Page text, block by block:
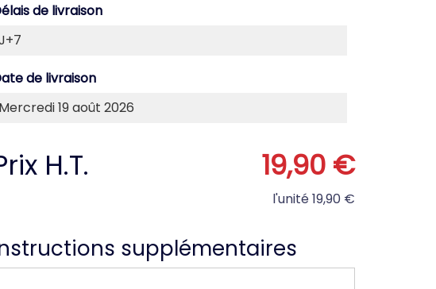
de livraison
de livraison
H.T. 19,90 €
l'unité19,90 €
supplémentaires